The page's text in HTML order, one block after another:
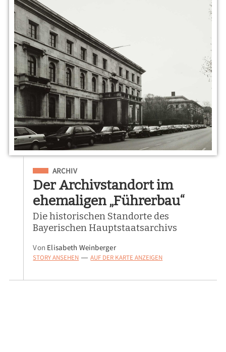
Eingeordnet unter
ARCHIV
Der Archivstandort im
ehemaligen „Führerbau“
Die historischen Standorte des
Bayerischen Hauptstaatsarchivs
Von Elisabeth Weinberger
STORY ANSEHEN — AUF DER KARTE ANZEIGEN